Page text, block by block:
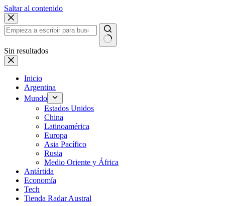
Saltar al contenido
Sin resultados
Inicio
Argentina
Mundo
Estados Unidos
China
Latinoamérica
Europa
Asia Pacífico
Rusia
Medio Oriente y África
Antártida
Economía
Tech
Tienda Radar Austral